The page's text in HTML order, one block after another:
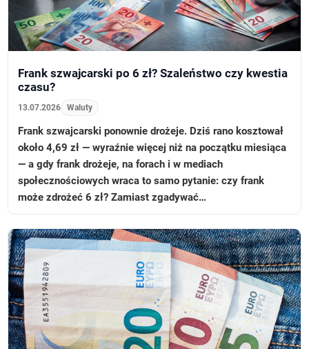
Frank szwajcarski po 6 zł? Szaleństwo czy kwestia
czasu?
13.07.2026 Waluty
Frank szwajcarski ponownie drożeje. Dziś rano kosztował
około 4,69 zł — wyraźnie więcej niż na początku miesiąca
— a gdy frank drożeje, na forach i w mediach
społecznościowych wraca to samo pytanie: czy frank
może zdrożeć 6 zł? Zamiast zgadywać…